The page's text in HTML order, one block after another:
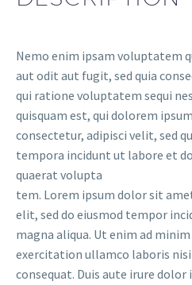
Nemo enim ipsam voluptatem
aut odit aut fugit, sed quia
qui ratione voluptatem sequi
quisquam est, qui dolorem
consectetur, adipisci velit, sed
tempora incidunt ut labore et
quaerat volupta
tem. Lorem ipsum dolor sit
elit, sed do eiusmod tempor
magna aliqua. Ut enim ad
exercitation ullamco laboris
consequat. Duis aute irure